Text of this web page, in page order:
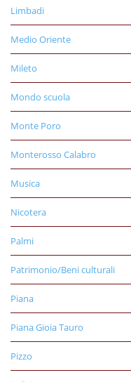
Limbadi
Medio Oriente
Mileto
Mondo scuola
Monte Poro
Monterosso Calabro
Musica
Nicotera
Palmi
Patrimonio/Beni culturali
Piana
Piana Gioia Tauro
Pizzo